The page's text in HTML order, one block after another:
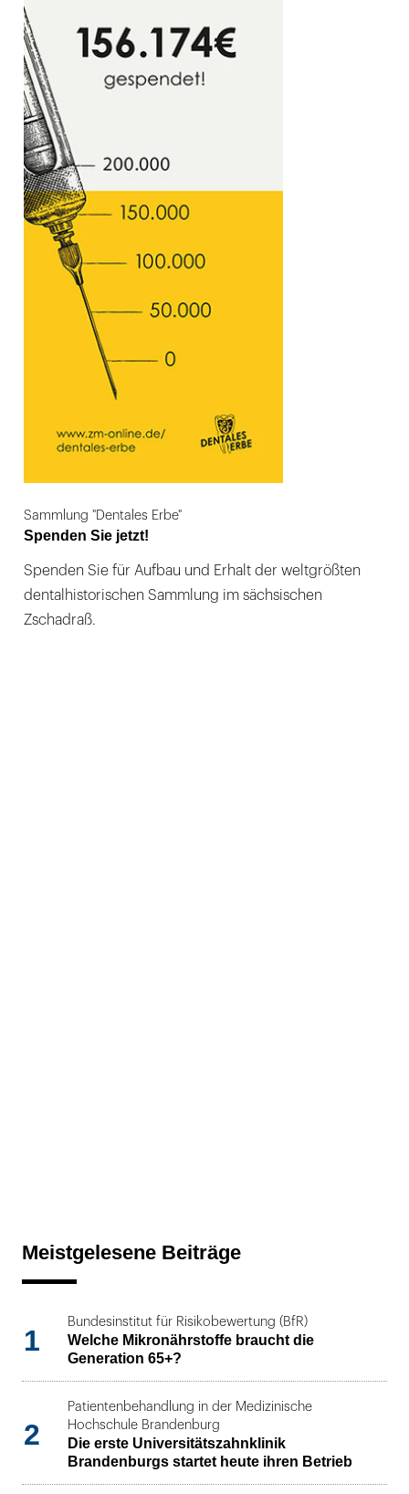
Sammlung "Dentales Erbe"
Spenden Sie jetzt!
Spenden Sie für Aufbau und Erhalt der weltgrößten
dentalhistorischen Sammlung im sächsischen
Zschadraß.
Meistgelesene Beiträge
1
Bundesinstitut für Risikobewertung (BfR)
Welche Mikronährstoffe braucht die
Generation 65+?
2
Patientenbehandlung in der Medizinische
Hochschule Brandenburg
Die erste Universitätszahnklinik
Brandenburgs startet heute ihren Betrieb